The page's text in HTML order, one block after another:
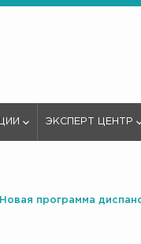
ЭКСПЕРТ ЦЕНТР
программа